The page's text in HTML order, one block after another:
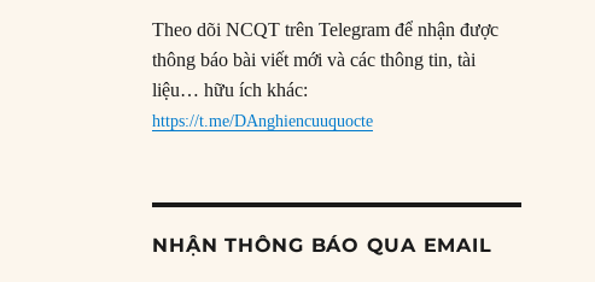
Theo dõi NCQT trên Telegram để nhận được
thông báo bài viết mới và các thông tin, tài
liệu… hữu ích khác:
https://t.me/DAnghiencuuquocte
NHẬN THÔNG BÁO QUA EMAIL